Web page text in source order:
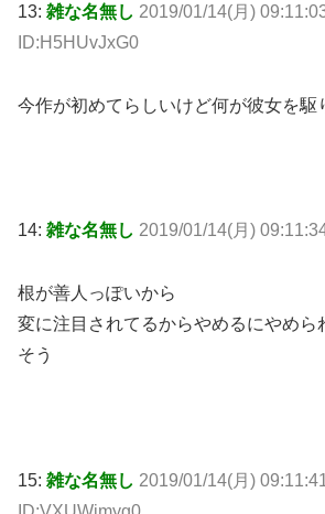
13: 雑な名無し 2019/01/14(月)
ID:H5HUvJxG0
今作が初めてらしいけど何が彼女を駆
14: 雑な名無し 2019/01/14(月)
根が善人っぽいから
変に注目されてるからやめるにやめら
そう
15: 雑な名無し 2019/01/14(月)